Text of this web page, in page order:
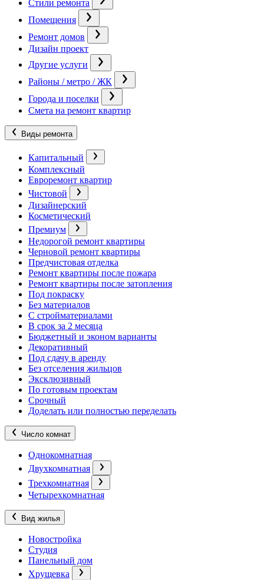
Стили ремонта
Помещения
Ремонт домов
Дизайн проект
Другие услуги
Районы / метро / ЖК
Города и поселки
Смета на ремонт квартир
Виды ремонта
Капитальный
Комплексный
Евроремонт квартир
Чистовой
Дизайнерский
Косметический
Премиум
Недорогой ремонт квартиры
Черновой ремонт квартиры
Предчистовая отделка
Ремонт квартиры после пожара
Ремонт квартиры после затопления
Под покраску
Без материалов
С стройматериалами
В срок за 2 месяца
Бюджетный и эконом варианты
Декоративный
Под сдачу в аренду
Без отселения жильцов
Эксклюзивный
По готовым проектам
Срочный
Доделать или полностью переделать
Число комнат
Однокомнатная
Двухкомнатная
Трехкомнатная
Четырехкомнатная
Вид жилья
Новостройка
Студия
Панельный дом
Хрущевка